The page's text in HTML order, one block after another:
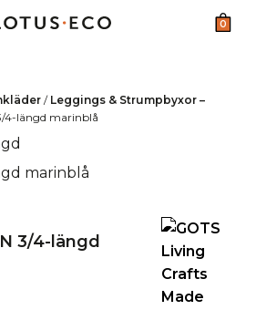
0
/ Leggings & Strumpbyxor –
4-längd marinblå
3/4-längd